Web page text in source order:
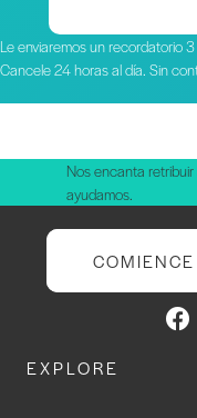
Le enviaremos un recordatorio
Cancele 24 horas al día. Sin
Nos encanta
ayudamos.
EXPLORE